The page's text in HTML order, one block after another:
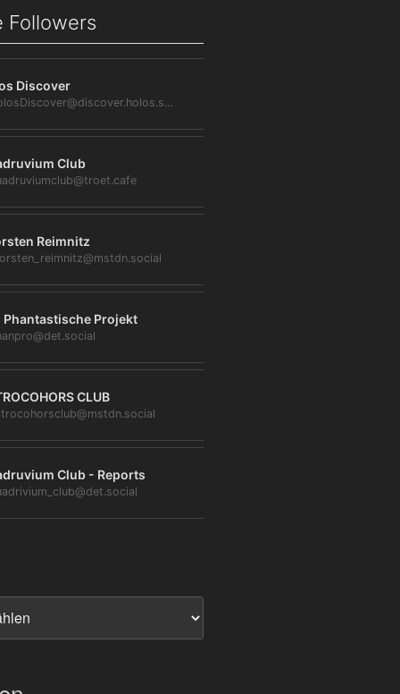
Followers
Discover
@HolosDiscover@discover.holos.social
Club
Reimnitz
Phantastische Projekt
CLUB
Club - Reports